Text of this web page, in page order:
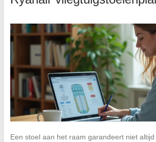
Een stoel aan het raam garandeert niet